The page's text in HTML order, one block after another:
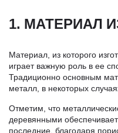
1. МАТЕРИАЛ
Материал, из которого
играет важную роль в ее
Традиционно основным
металл, в некоторых
Отметим, что
деревянными
последние, благодаря